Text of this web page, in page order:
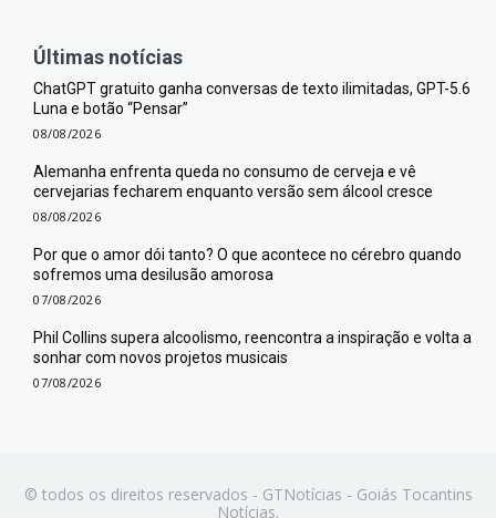
Últimas notícias
ChatGPT gratuito ganha conversas de texto ilimitadas, GPT-5.6
Luna e botão “Pensar”
08/08/2026
Alemanha enfrenta queda no consumo de cerveja e vê
cervejarias fecharem enquanto versão sem álcool cresce
08/08/2026
Por que o amor dói tanto? O que acontece no cérebro quando
sofremos uma desilusão amorosa
07/08/2026
Phil Collins supera alcoolismo, reencontra a inspiração e volta a
sonhar com novos projetos musicais
07/08/2026
© todos os direitos reservados - GTNotícias - Goiás Tocantins
Notícias.